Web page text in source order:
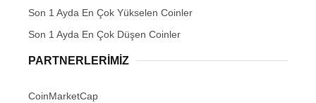
Son 1 Ayda En Çok Yükselen Coinler
Son 1 Ayda En Çok Düşen Coinler
PARTNERLERIMIZ
CoinMarketCap